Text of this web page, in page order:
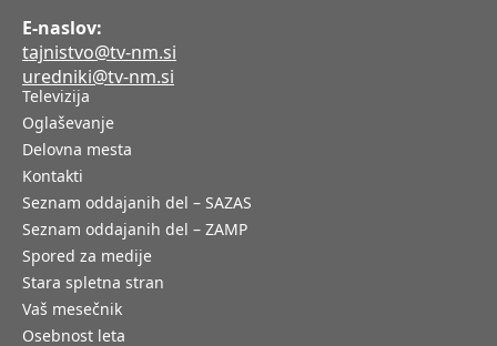
E-naslov:
tajnistvo@tv-nm.si
uredniki@tv-nm.si
Televizija
Oglaševanje
Delovna mesta
Kontakti
Seznam oddajanih del – SAZAS
Seznam oddajanih del – ZAMP
Spored za medije
Stara spletna stran
Vaš mesečnik
Osebnost leta